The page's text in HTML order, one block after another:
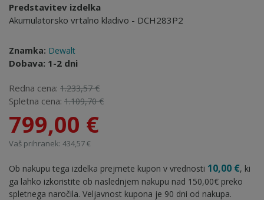
Predstavitev izdelka
Akumulatorsko vrtalno kladivo - DCH283P2
Znamka: Dewalt
Dobava: 1-2 dni
Redna cena: 1.233,57 €
Spletna cena: 1.109,70 €
799,00 €
Vaš prihranek: 434,57 €
Ob nakupu tega izdelka prejmete kupon v vrednosti 10,00 €, ki
ga lahko izkoristite ob naslednjem nakupu nad 150,00€ preko
spletnega naročila. Veljavnost kupona je 90 dni od nakupa.